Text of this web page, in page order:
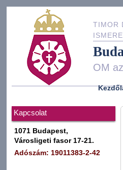
TIMOR
OM
Kapcsolat
1071 Budapest,
Városligeti fasor 17-21.
Adószám: 19011383-2-42